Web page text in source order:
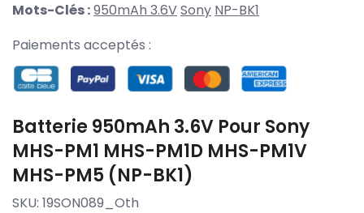
Mots-Clés :950mAh 3.6VSony NP-BK1
Paiements acceptés :
Batterie 950mAh 3.6V Pour Sony
MHS-PM1 MHS-PM1D MHS-PM1V
MHS-PM5 (NP-BK1)
SKU: 19SON089_Oth